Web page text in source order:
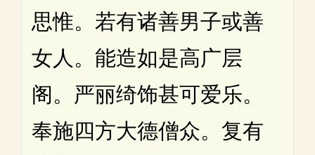
思惟。若有诸善男子或善
女人。能造如是高广层
阁。严丽绮饰甚可爱乐。
奉施四方大德僧众。复有